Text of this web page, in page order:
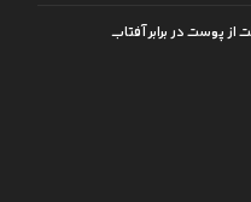
پوست در برابر آفتاب